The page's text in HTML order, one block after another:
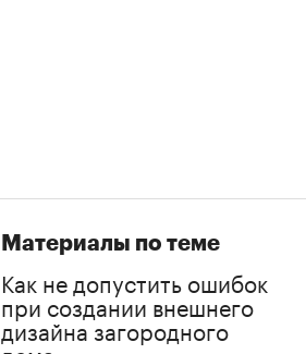
Материалы по теме
Как не допустить ошибок
при создании внешнего
дизайна загородного